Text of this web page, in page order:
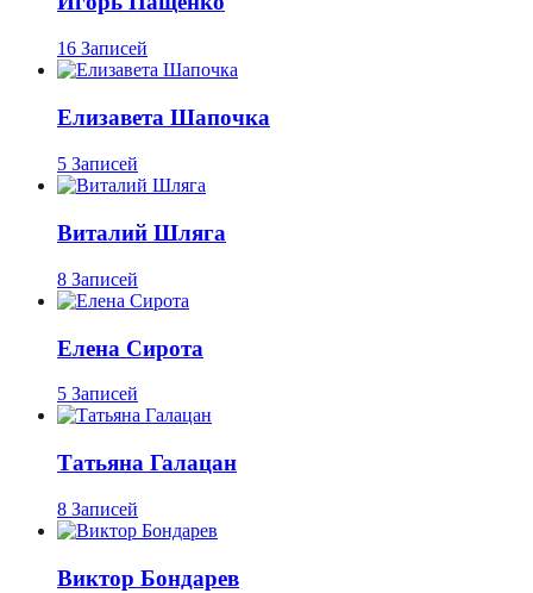
16 Записей
Елизавета Шапочка
5 Записей
Виталий Шляга
8 Записей
Елена Сирота
5 Записей
Татьяна Галацан
8 Записей
Виктор Бондарев